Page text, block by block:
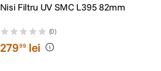
Nisi Filtru UV SMC L395 82mm
(0)
27999 lei